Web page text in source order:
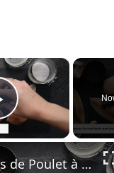
×
Video
Pilons de Poulet à l’Ail et au Citron au Airfryer